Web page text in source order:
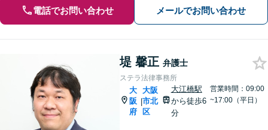
電話でお問い合わせ メールでお問い合わせ
堤 馨正 弁護士
ステラ法律事務所
大
阪
府
|
大阪
市北
区
大江橋駅
から徒歩6
分
営業時間：09:00
~17:00（平日）